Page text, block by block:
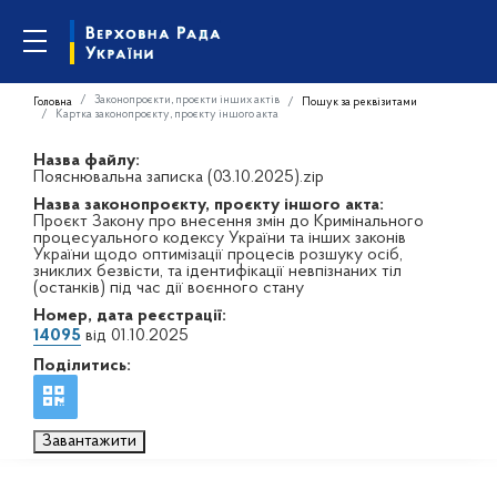
Головна Законопроєкти, проєкти інших актів
Пошук за реквізитами
Картка законопроєкту, проєкту іншого акта
Назва файлу:
Пояснювальна записка (03.10.2025).zip
Назва законопроєкту, проєкту іншого акта:
Проєкт Закону про внесення змін до Кримінального
процесуального кодексу України та інших законів
України щодо оптимізації процесів розшуку осіб,
зниклих безвісти, та ідентифікації невпізнаних тіл
(останків) під час дії воєнного стану
Номер, дата реєстрації:
14095 від 01.10.2025
Поділитись:
Завантажити